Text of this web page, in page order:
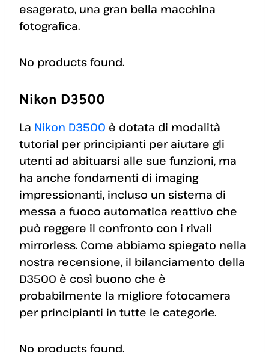
esagerato, una gran bella macchina
fotografica.
No products found.
Nikon D3500
La Nikon D3500 è dotata di modalità
tutorial per principianti per aiutare gli
utenti ad abituarsi alle sue funzioni, ma
ha anche fondamenti di imaging
impressionanti, incluso un sistema di
messa a fuoco automatica reattivo che
può reggere il confronto con i rivali
mirrorless. Come abbiamo spiegato nella
nostra recensione, il bilanciamento della
D3500 è così buono che è
probabilmente la migliore fotocamera
per principianti in tutte le categorie.
No products found.